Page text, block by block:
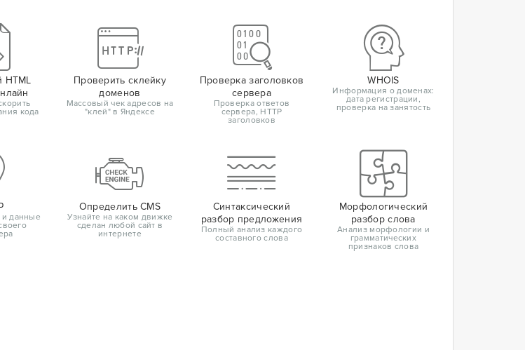
HTML
кода
Проверить склейку
доменов
Массовый чек адресов на
"клей" в Яндексе
Проверка заголовков
сервера
Проверка ответов
сервера, HTTP
заголовков
WHOIS
Информация о доменах:
дата регистрации,
проверка на занятость
и данные
Определить CMS
Узнайте на каком движке
сделан любой сайт в
интернете
Синтаксический
разбор предложения
Полный анализ каждого
составного слова
Морфологический
разбор слова
Анализ морфологии и
грамматических
признаков слова